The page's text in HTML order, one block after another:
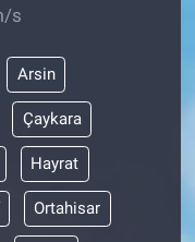
s
Arsin
Çaykara
Hayrat
Ortahisar